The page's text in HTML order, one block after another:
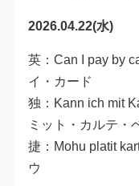
2026.04.22(水)
英：Can I pay by
イ・カード
独：Kann ich mit
ミット・カルテ・
捷：Mohu platit
ウ